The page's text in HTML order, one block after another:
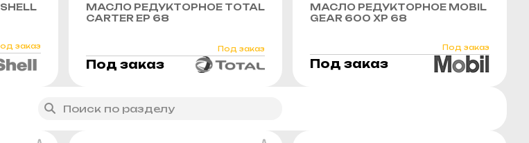
заказ
МАСЛО РЕДУКТОРНОЕ TOTAL
CARTER EP 68
Под заказ
Под заказ
МАСЛО РЕДУКТОРНОЕ MOBIL
GEAR 600 XP 68
Под заказ
Под заказ